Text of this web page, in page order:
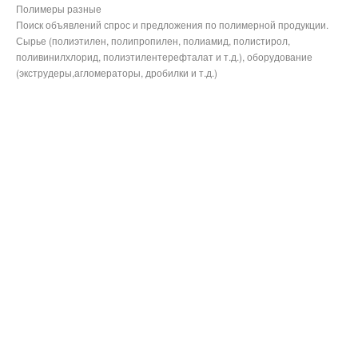
Полимеры разные
Поиск объявлений спрос и предложения по полимерной продукции.
Сырье (полиэтилен, полипропилен, полиамид, полистирол,
поливинилхлорид, полиэтилентерефталат и т.д.), оборудование
(экструдеры,агломераторы, дробилки и т.д.)